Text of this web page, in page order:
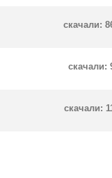
скачали:
скачали:
скачали: